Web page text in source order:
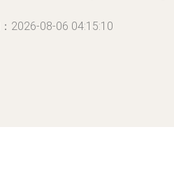
2026-08-06 04:15:10